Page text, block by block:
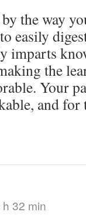
the way
easily
imparts
the
Your
and for
32 min